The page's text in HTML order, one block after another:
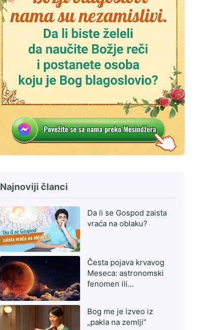
Najnoviji članci
Da li se Gospod zaista
vraća na oblaku?
Česta pojava krvavog
Meseca: astronomski
fenomen ili
Bog me je izveo iz
„pakla na zemlji”